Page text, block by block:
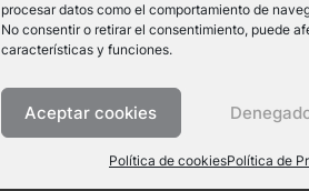
procesar datos como el comportamiento de
No consentir o retirar el consentimiento, puede
características y funciones.
Aceptar cookies
Política de cookiesPolítica de
Nuestra